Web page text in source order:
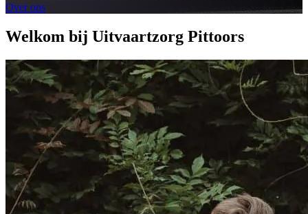
Over ons
Welkom bij Uitvaartzorg Pittoors